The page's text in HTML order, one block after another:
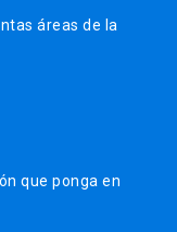
áreas de la
que ponga en